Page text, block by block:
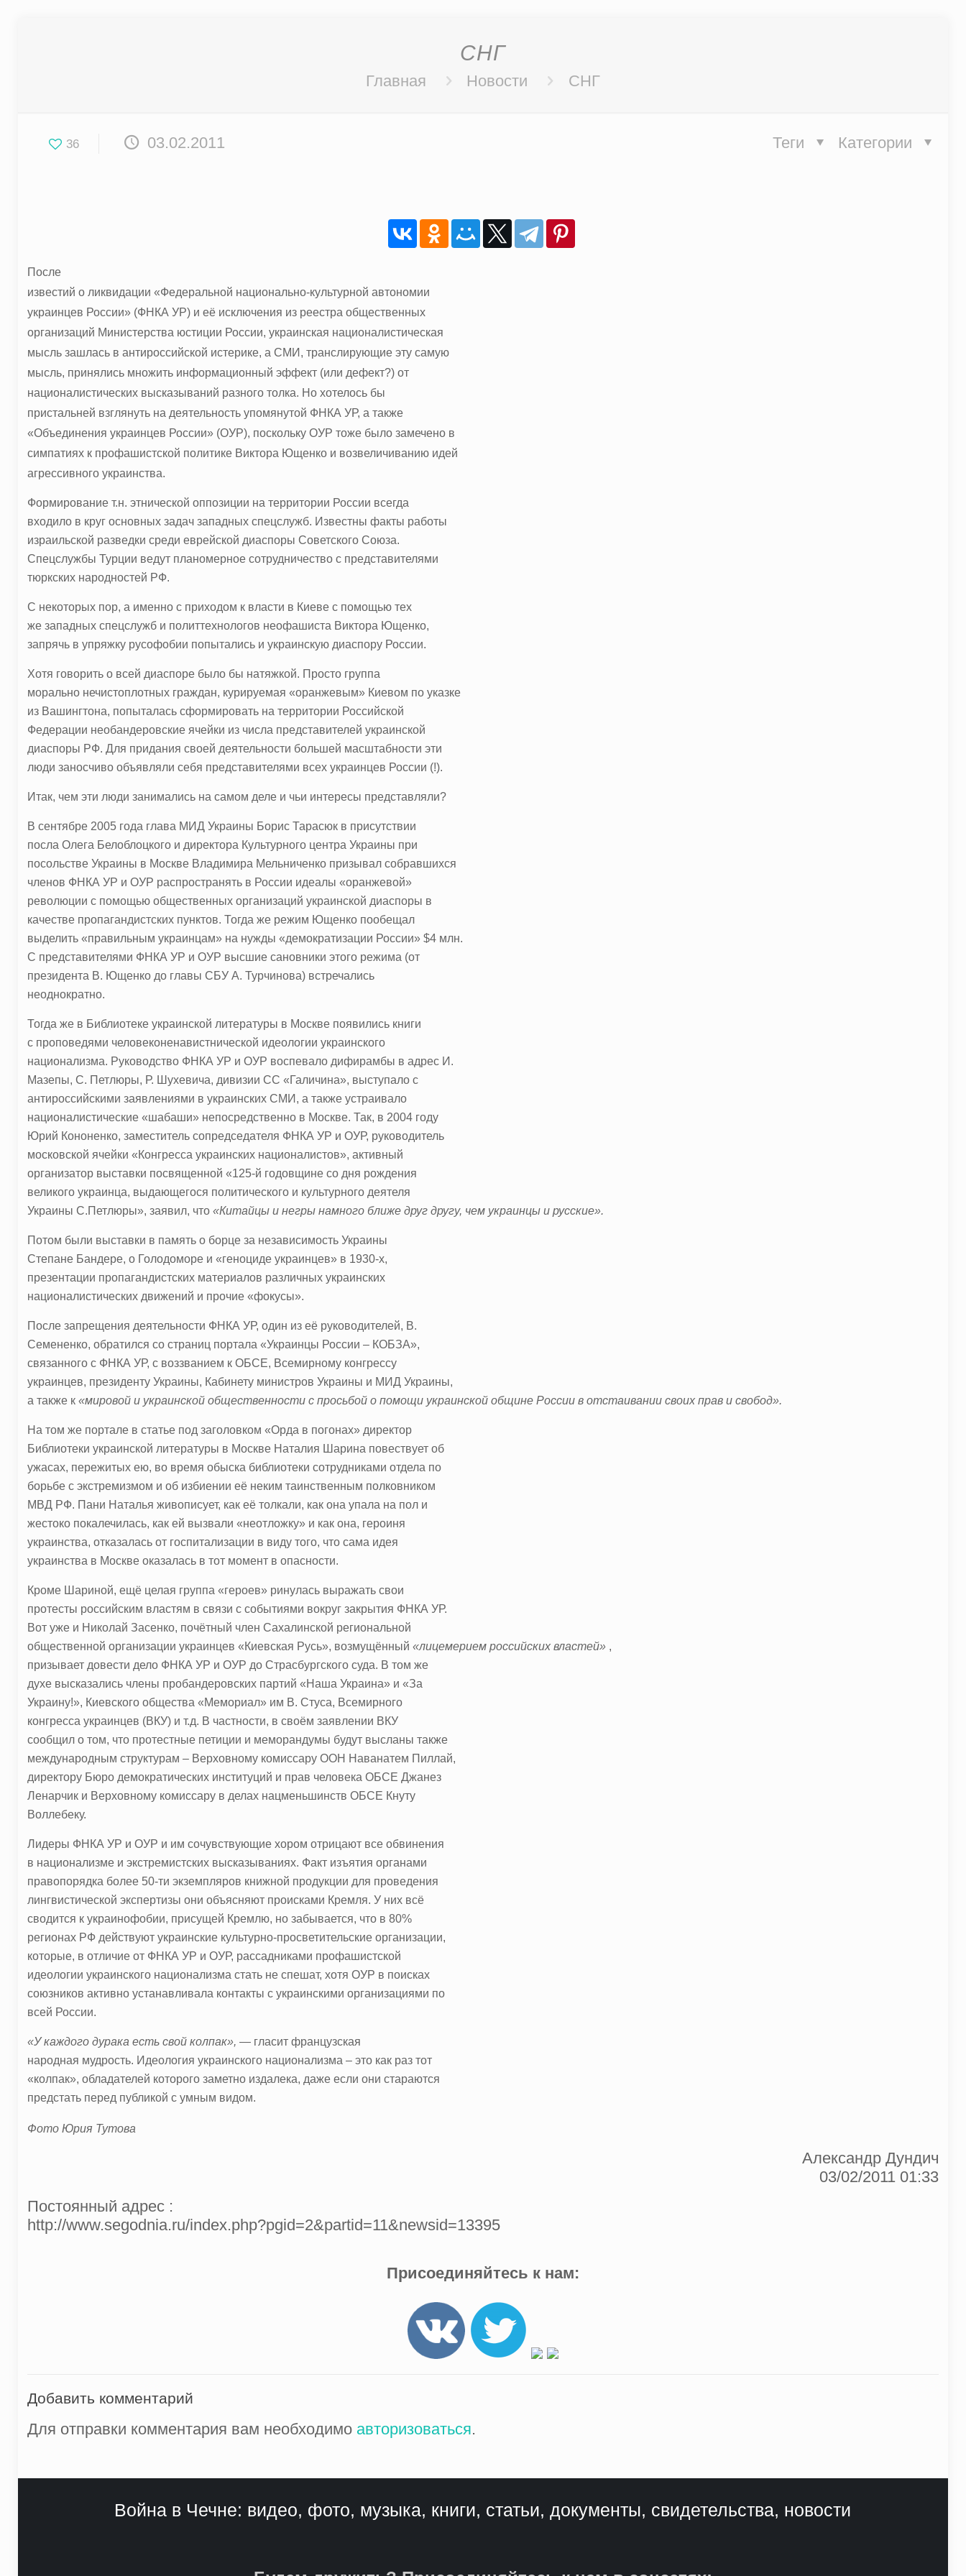
СНГ
Главная Новости СНГ
36 03.02.2011 Категории
Теги
После
известий о ликвидации «Федеральной национально-культурной автономии
украинцев России» (ФНКА УР) и её исключения из реестра общественных
организаций Министерства юстиции России, украинская националистическая
мысль зашлась в антироссийской истерике, а СМИ, транслирующие эту самую
мысль, принялись множить информационный эффект (или дефект?) от
националистических высказываний разного толка. Но хотелось бы
пристальней взглянуть на деятельность упомянутой ФНКА УР, а также
«Объединения украинцев России» (ОУР), поскольку ОУР тоже было замечено в
симпатиях к профашистской политике Виктора Ющенко и возвеличиванию идей
агрессивного украинства.
Формирование т.н. этнической оппозиции на территории России всегда
входило в круг основных задач западных спецслужб. Известны факты работы
израильской разведки среди еврейской диаспоры Советского Союза.
Спецслужбы Турции ведут планомерное сотрудничество с представителями
тюркских народностей РФ.
С некоторых пор, а именно с приходом к власти в Киеве с помощью тех
же западных спецслужб и политтехнологов неофашиста Виктора Ющенко,
запрячь в упряжку русофобии попытались и украинскую диаспору России.
Хотя говорить о всей диаспоре было бы натяжкой. Просто группа
морально нечистоплотных граждан, курируемая «оранжевым» Киевом по указке
из Вашингтона, попыталась сформировать на территории Российской
Федерации необандеровские ячейки из числа представителей украинской
диаспоры РФ. Для придания своей деятельности большей масштабности эти
люди заносчиво объявляли себя представителями всех украинцев России (!).
Итак, чем эти люди занимались на самом деле и чьи интересы представляли?
В сентябре 2005 года глава МИД Украины Борис Тарасюк в присутствии
посла Олега Белоблоцкого и директора Культурного центра Украины при
посольстве Украины в Москве Владимира Мельниченко призывал собравшихся
членов ФНКА УР и ОУР распространять в России идеалы «оранжевой»
революции с помощью общественных организаций украинской диаспоры в
качестве пропагандистских пунктов. Тогда же режим Ющенко пообещал
выделить «правильным украинцам» на нужды «демократизации России» $4 млн.
С представителями ФНКА УР и ОУР высшие сановники этого режима (от
президента В. Ющенко до главы СБУ А. Турчинова) встречались
неоднократно.
Тогда же в Библиотеке украинской литературы в Москве появились книги
с проповедями человеконенавистнической идеологии украинского
национализма. Руководство ФНКА УР и ОУР воспевало дифирамбы в адрес И.
Мазепы, С. Петлюры, Р. Шухевича, дивизии СС «Галичина», выступало с
антироссийскими заявлениями в украинских СМИ, а также устраивало
националистические «шабаши» непосредственно в Москве. Так, в 2004 году
Юрий Кононенко, заместитель сопредседателя ФНКА УР и ОУР, руководитель
московской ячейки «Конгресса украинских националистов», активный
организатор выставки посвященной «125-й годовщине со дня рождения
великого украинца, выдающегося политического и культурного деятеля
Украины С.Петлюры», заявил, что «Китайцы и негры намного ближе друг другу, чем украинцы и русские».
Потом были выставки в память о борце за независимость Украины
Степане Бандере, о Голодоморе и «геноциде украинцев» в 1930-х,
презентации пропагандистских материалов различных украинских
националистических движений и прочие «фокусы».
После запрещения деятельности ФНКА УР, один из её руководителей, В.
Семененко, обратился со страниц портала «Украинцы России – КОБЗА»,
связанного с ФНКА УР, с воззванием к ОБСЕ, Всемирному конгрессу
украинцев, президенту Украины, Кабинету министров Украины и МИД Украины,
а также к «мировой и украинской общественности с просьбой о помощи украинской общине России в отстаивании своих прав и свобод».
На том же портале в статье под заголовком «Орда в погонах» директор
Библиотеки украинской литературы в Москве Наталия Шарина повествует об
ужасах, пережитых ею, во время обыска библиотеки сотрудниками отдела по
борьбе с экстремизмом и об избиении её неким таинственным полковником
МВД РФ. Пани Наталья живописует, как её толкали, как она упала на пол и
жестоко покалечилась, как ей вызвали «неотложку» и как она, героиня
украинства, отказалась от госпитализации в виду того, что сама идея
украинства в Москве оказалась в тот момент в опасности.
Кроме Шариной, ещё целая группа «героев» ринулась выражать свои
протесты российским властям в связи с событиями вокруг закрытия ФНКА УР.
Вот уже и Николай Засенко, почётный член Сахалинской региональной
общественной организации украинцев «Киевская Русь», возмущённый «лицемерием российских властей» ,
призывает довести дело ФНКА УР и ОУР до Страсбургского суда. В том же
духе высказались члены пробандеровских партий «Наша Украина» и «За
Украину!», Киевского общества «Мемориал» им В. Стуса, Всемирного
конгресса украинцев (ВКУ) и т.д. В частности, в своём заявлении ВКУ
сообщил о том, что протестные петиции и меморандумы будут высланы также
международным структурам – Верховному комиссару ООН Наванатем Пиллай,
директору Бюро демократических институций и прав человека ОБСЕ Джанез
Ленарчик и Верховному комиссару в делах нацменьшинств ОБСЕ Кнуту
Воллебеку.
Лидеры ФНКА УР и ОУР и им сочувствующие хором отрицают все обвинения
в национализме и экстремистских высказываниях. Факт изъятия органами
правопорядка более 50-ти экземпляров книжной продукции для проведения
лингвистической экспертизы они объясняют происками Кремля. У них всё
сводится к украинофобии, присущей Кремлю, но забывается, что в 80%
регионах РФ действуют украинские культурно-просветительские организации,
которые, в отличие от ФНКА УР и ОУР, рассадниками профашистской
идеологии украинского национализма стать не спешат, хотя ОУР в поисках
союзников активно устанавливала контакты с украинскими организациями по
всей России.
«У каждого дурака есть свой колпак», — гласит французская
народная мудрость. Идеология украинского национализма – это как раз тот
«колпак», обладателей которого заметно издалека, даже если они стараются
предстать перед публикой с умным видом.
Фото Юрия Тутова
Александр Дундич
03/02/2011 01:33
Постоянный адрес :
http://www.segodnia.ru/index.php?pgid=2&partid=11&newsid=13395
Присоединяйтесь к нам:
Добавить комментарий
Для отправки комментария вам необходимо авторизоваться.
Война в Чечне: видео, фото, музыка, книги, статьи, документы, свидетельства, новости